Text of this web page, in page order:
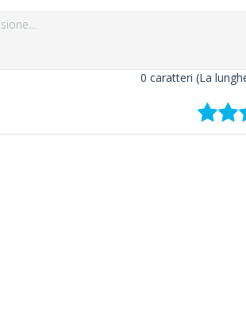
0 caratteri (La